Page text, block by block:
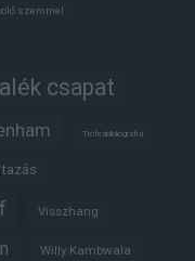
szemmel
csapat
Trófeabibliográfia
Visszhang
Willy Kambwala